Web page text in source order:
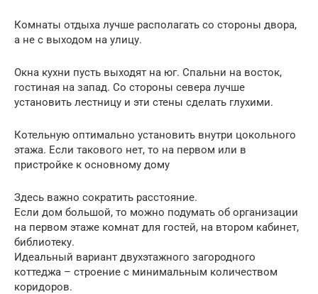
Комнаты отдыха лучше располагать со стороны двора,
а не с выходом на улицу.
Окна кухни пусть выходят на юг. Спальни на восток,
гостиная на запад. Со стороны севера лучше
установить лестницу и эти стены сделать глухими.
Котельную оптимально установить внутри цокольного
этажа. Если такового нет, то на первом или в
пристройке к основному дому
Здесь важно сократить расстояние.
Если дом большой, то можно подумать об организации
на первом этаже комнат для гостей, на втором кабинет,
библиотеку.
Идеальный вариант двухэтажного загородного
коттеджа – строение с минимальным количеством
коридоров.